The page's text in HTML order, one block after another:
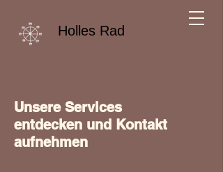
Holles Rad
Unsere Services
entdecken und Kontakt
aufnehmen